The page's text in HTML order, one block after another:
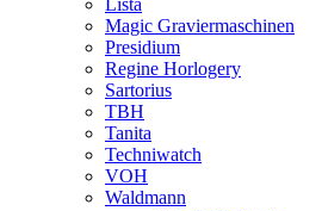
Lista
Magic Graviermaschinen
Presidium
Regine Horlogery
Sartorius
TBH
Tanita
Techniwatch
VOH
Waldmann